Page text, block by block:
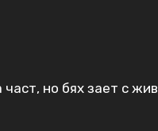
но бях зает с